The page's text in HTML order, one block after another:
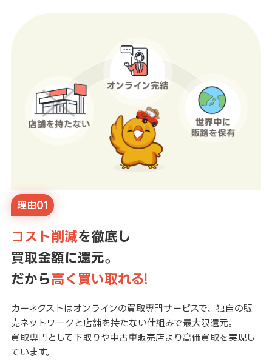
理由01
コスト削減を徹底し
買取金額に還元。
だから高く買い取れる!
カーネクストはオンラインの買取専門サービスで、独自の販
売ネットワークと店舗を持たない仕組みで最大限還元。
買取専門として下取りや中古車販売店より高価買取を実現し
ています。